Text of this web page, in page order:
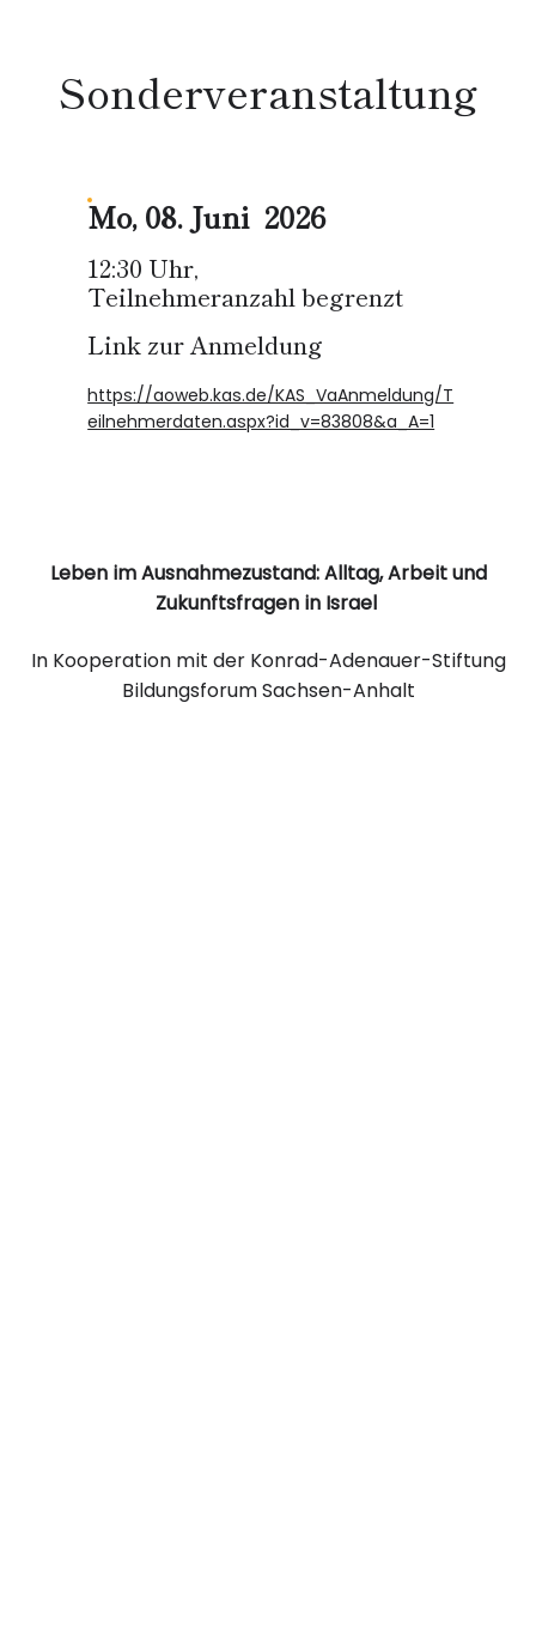
Sonderveranstaltung
Mo, 08. Juni 2026
12:30 Uhr,
Teilnehmeranzahl begrenzt
Link zur Anmeldung
https://aoweb.kas.de/KAS_VaAnmeldung/T
eilnehmerdaten.aspx?id_v=83808&a_A=1
Leben im Ausnahmezustand: Alltag, Arbeit und
Zukunftsfragen in Israel
In Kooperation mit der Konrad-Adenauer-Stiftung
Bildungsforum Sachsen-Anhalt